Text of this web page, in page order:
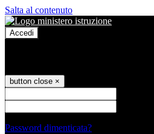
Salta al contenuto
Accedi
button close ×
Password dimenticata?